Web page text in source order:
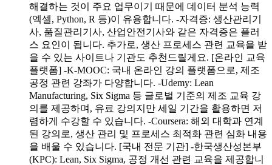
해결하는 것이 주요 업무이기 때문에 데이터 분석 능력
(엑셀, Python, R 등)이 유용합니다. -자격증: 생산관리기
사, 품질관리기사, 산업안전기사와 같은 자격증은 플러
스 요인이 됩니다. 추가로, 생산 프로세스 관련 교육을 받
을 수 있는 사이트나 기관도 추천드릴게요. [온라인 교육
플랫폼] -K-MOOC: 국내 온라인 강의 플랫폼으로, 제조
공정 관련 강좌가 다양합니다. -Udemy: Lean
Manufacturing, Six Sigma 등 글로벌 기준의 제조 교육 강
의를 제공하며, 유료 강의지만 세일 기간을 활용하면 저
렴하게 수강할 수 있습니다. -Coursera: 해외 대학과 연계
된 강의로, 생산 관리 및 프로세스 최적화 관련 심화 내용
을 배울 수 있습니다. [국내 전문 기관] -한국생산성본부
(KPC): Lean, Six Sigma, 공정 개선 관련 교육을 제공합니